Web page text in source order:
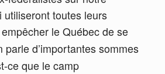
utiliseront toutes leurs
le Québec de se
parle d’importantes sommes
ce que le camp